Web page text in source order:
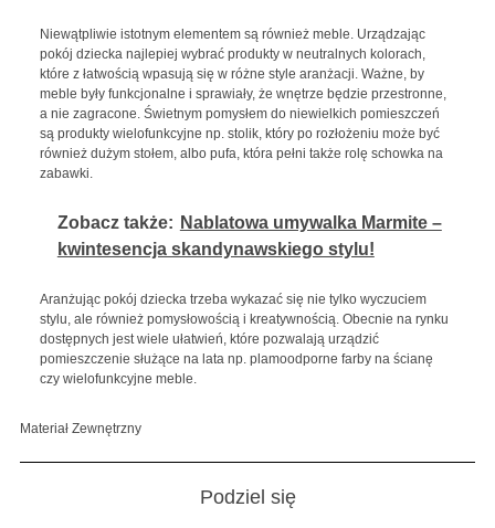
Niewątpliwie istotnym elementem są również meble. Urządzając
pokój dziecka najlepiej wybrać produkty w neutralnych kolorach,
które z łatwością wpasują się w różne style aranżacji. Ważne, by
meble były funkcjonalne i sprawiały, że wnętrze będzie przestronne,
a nie zagracone. Świetnym pomysłem do niewielkich pomieszczeń
są produkty wielofunkcyjne np. stolik, który po rozłożeniu może być
również dużym stołem, albo pufa, która pełni także rolę schowka na
zabawki.
Zobacz także: Nablatowa umywalka Marmite –
kwintesencja skandynawskiego stylu!
Aranżując pokój dziecka trzeba wykazać się nie tylko wyczuciem
stylu, ale również pomysłowością i kreatywnością. Obecnie na rynku
dostępnych jest wiele ułatwień, które pozwalają urządzić
pomieszczenie służące na lata np. plamoodporne farby na ścianę
czy wielofunkcyjne meble.
Materiał Zewnętrzny
Podziel się